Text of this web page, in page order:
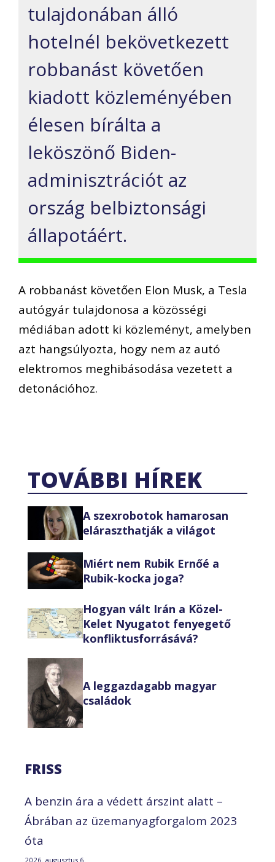
tulajdonában álló
hotelnél bekövetkezett
robbanást követően
kiadott közleményében
élesen bírálta a
leköszönő Biden-
adminisztrációt az
ország belbiztonsági
állapotáért.
A robbanást követően Elon Musk, a Tesla
autógyár tulajdonosa a közösségi
médiában adott ki közleményt, amelyben
azt hangsúlyozta, hogy nem az autó
elektromos meghibásodása vezetett a
detonációhoz.
TOVÁBBI HÍREK
A szexrobotok hamarosan
eláraszthatják a világot
Miért nem Rubik Ernőé a
Rubik-kocka joga?
Hogyan vált Irán a Közel-
Kelet Nyugatot fenyegető
konfliktusforrásává?
A leggazdagabb magyar
családok
FRISS
A benzin ára a védett árszint alatt –
Ábrában az üzemanyagforgalom 2023
óta
2026. augusztus 6.